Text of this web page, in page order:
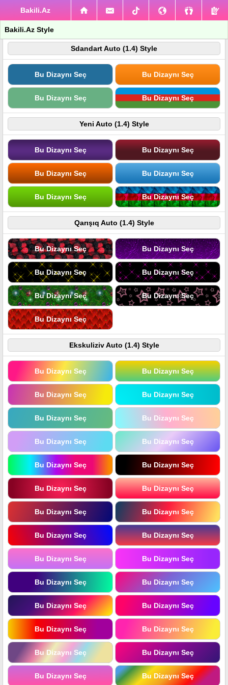
Bakili.Az
Bakili.Az Style
Sdandart Auto (1.4) Style
Bu Dizaynı Seç Bu Dizaynı Seç
Bu Dizaynı Seç Bu Dizaynı Seç
Yeni Auto (1.4) Style
Bu Dizaynı Seç Bu Dizaynı Seç
Bu Dizaynı Seç Bu Dizaynı Seç
Bu Dizaynı Seç Bu Dizaynı Seç
Qarışıq Auto (1.4) Style
Bu Dizaynı Seç Bu Dizaynı Seç
Bu Dizaynı Seç Bu Dizaynı Seç
Bu Dizaynı Seç Bu Dizaynı Seç
Bu Dizaynı Seç
Ekskuliziv Auto (1.4) Style
Bu Dizaynı Seç Bu Dizaynı Seç
Bu Dizaynı Seç Bu Dizaynı Seç
Bu Dizaynı Seç Bu Dizaynı Seç
Bu Dizaynı Seç Bu Dizaynı Seç
Bu Dizaynı Seç Bu Dizaynı Seç
Bu Dizaynı Seç Bu Dizaynı Seç
Bu Dizaynı Seç Bu Dizaynı Seç
Bu Dizaynı Seç Bu Dizaynı Seç
Bu Dizaynı Seç Bu Dizaynı Seç
Bu Dizaynı Seç Bu Dizaynı Seç
Bu Dizaynı Seç Bu Dizaynı Seç
Bu Dizaynı Seç Bu Dizaynı Seç
Bu Dizaynı Seç Bu Dizaynı Seç
Bu Dizaynı Seç Bu Dizaynı Seç